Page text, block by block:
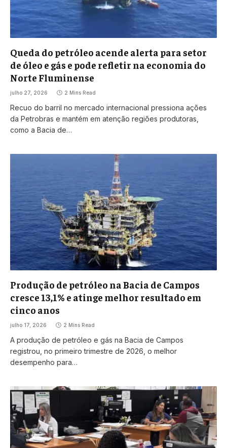
Queda do petróleo acende alerta para setor
de óleo e gás e pode refletir na economia do
Norte Fluminense
julho 27, 2026 2 Mins Read
Recuo do barril no mercado internacional pressiona ações
da Petrobras e mantém em atenção regiões produtoras,
como a Bacia de…
Produção de petróleo na Bacia de Campos
cresce 13,1% e atinge melhor resultado em
cinco anos
julho 17, 2026 2 Mins Read
A produção de petróleo e gás na Bacia de Campos
registrou, no primeiro trimestre de 2026, o melhor
desempenho para…